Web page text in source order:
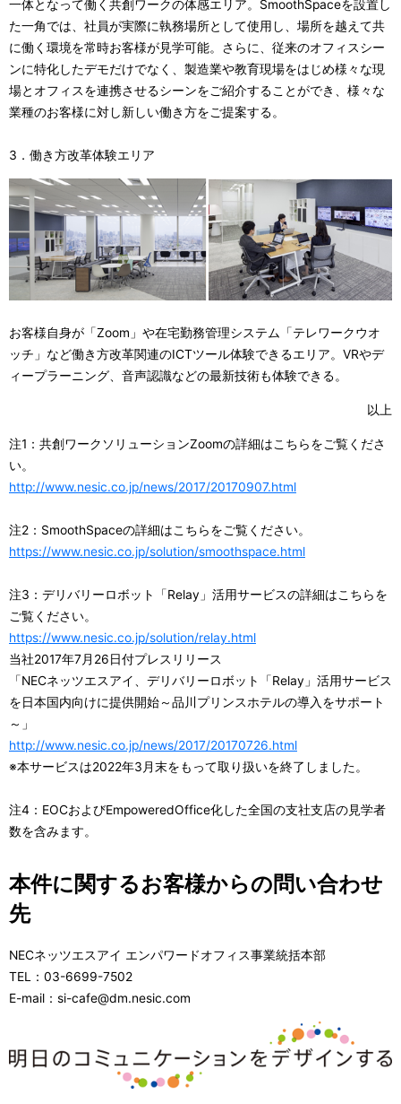
一体となって働く共創ワークの体感エリア。SmoothSpaceを設置し
た一角では、社員が実際に執務場所として使用し、場所を越えて共
に働く環境を常時お客様が見学可能。さらに、従来のオフィスシー
ンに特化したデモだけでなく、製造業や教育現場をはじめ様々な現
場とオフィスを連携させるシーンをご紹介することができ、様々な
業種のお客様に対し新しい働き方をご提案する。
3．働き方改革体験エリア
お客様自身が「Zoom」や在宅勤務管理システム「テレワークウオ
ッチ」など働き方改革関連のICTツール体験できるエリア。VRやデ
ィープラーニング、音声認識などの最新技術も体験できる。
以上
注1：共創ワークソリューションZoomの詳細はこちらをご覧くださ
い。
http://www.nesic.co.jp/news/2017/20170907.html
注2：SmoothSpaceの詳細はこちらをご覧ください。
https://www.nesic.co.jp/solution/smoothspace.html
注3：デリバリーロボット「Relay」活用サービスの詳細はこちらを
ご覧ください。
https://www.nesic.co.jp/solution/relay.html
当社2017年7月26日付プレスリリース
「NECネッツエスアイ、デリバリーロボット「Relay」活用サービス
を日本国内向けに提供開始～品川プリンスホテルの導入をサポート
～」
http://www.nesic.co.jp/news/2017/20170726.html
※本サービスは2022年3月末をもって取り扱いを終了しました。
注4：EOCおよびEmpoweredOffice化した全国の支社支店の見学者
数を含みます。
本件に関するお客様からの問い合わせ
先
NECネッツエスアイ エンパワードオフィス事業統括本部
TEL：03-6699-7502
E-mail：si-cafe@dm.nesic.com